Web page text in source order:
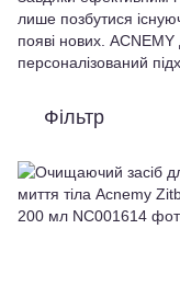
лише позбутися
появі нових.
персоналізований
Фільтр